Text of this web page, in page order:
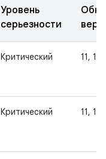
Уровень
серьезности
Критический 11,
Критический 11,